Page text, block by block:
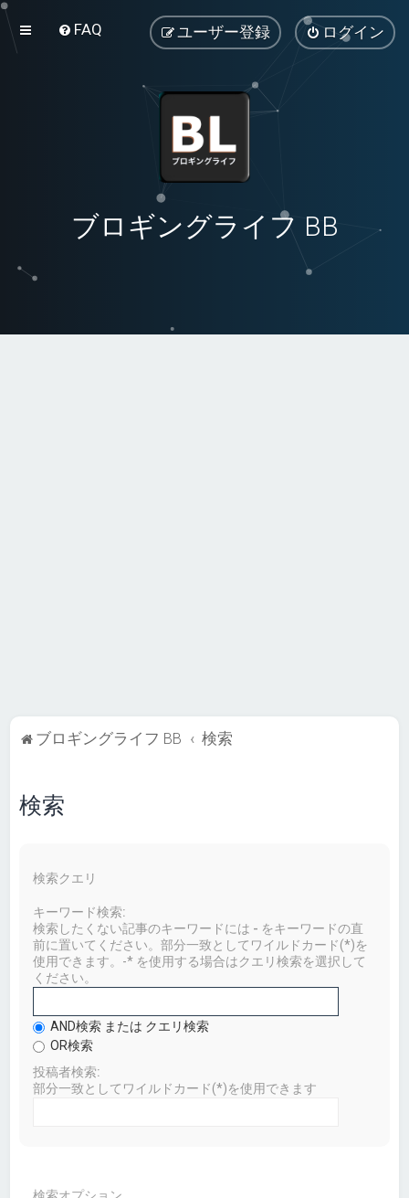
FAQ ログイン
ユーザー登録
ブロギングライフ BB
ブロギングライフ BB 検索
検索
検索クエリ
キーワード検索:
検索したくない記事のキーワードには - をキーワードの直
前に置いてください。部分一致としてワイルドカード(*)を
使用できます。-* を使用する場合はクエリ検索を選択して
ください。
AND検索 または クエリ検索
OR検索
投稿者検索:
部分一致としてワイルドカード(*)を使用できます
検索オプション